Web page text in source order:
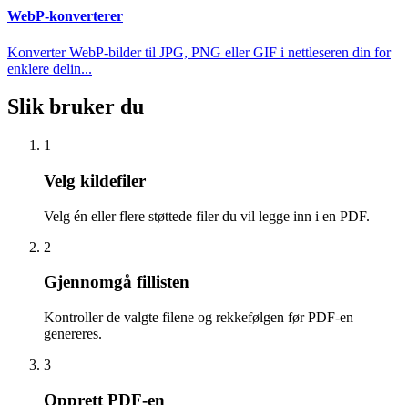
WebP-konverterer
Konverter WebP-bilder til JPG, PNG eller GIF i nettleseren din for
enklere delin...
Slik bruker du
1
Velg kildefiler
Velg én eller flere støttede filer du vil legge inn i en PDF.
2
Gjennomgå fillisten
Kontroller de valgte filene og rekkefølgen før PDF-en
genereres.
3
Opprett PDF-en